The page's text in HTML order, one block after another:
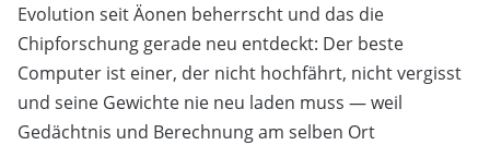
Evolution seit Äonen beherrscht und das die
Chipforschung gerade neu entdeckt: Der beste
Computer ist einer, der nicht hochfährt, nicht vergisst
und seine Gewichte nie neu laden muss — weil
Gedächtnis und Berechnung am selben Ort